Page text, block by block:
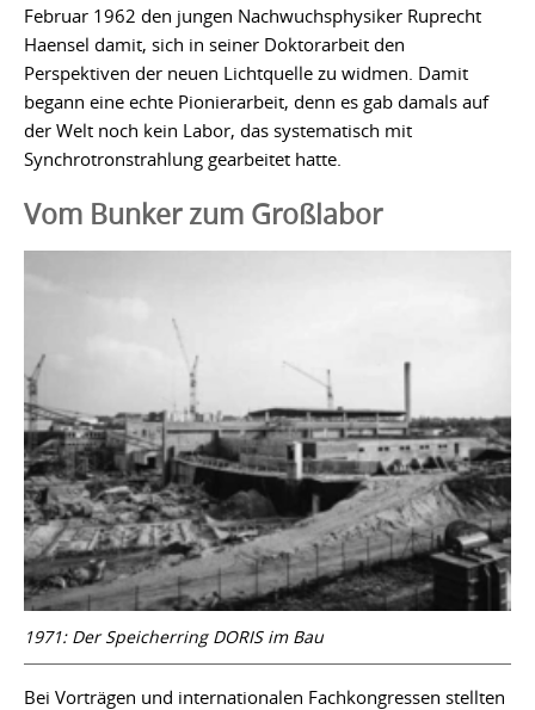
Februar 1962 den jungen Nachwuchsphysiker Ruprecht
Haensel damit, sich in seiner Doktorarbeit den
Perspektiven der neuen Lichtquelle zu widmen. Damit
begann eine echte Pionierarbeit, denn es gab damals auf
der Welt noch kein Labor, das systematisch mit
Synchrotronstrahlung gearbeitet hatte.
Vom Bunker zum Großlabor
1971: Der Speicherring DORIS im Bau
Bei Vorträgen und internationalen Fachkongressen stellten